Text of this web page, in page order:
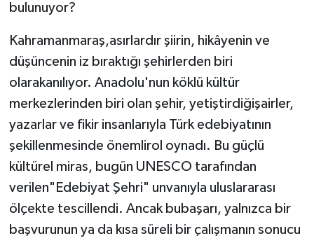
bulunuyor?
Kahramanmaraş,asırlardır şiirin, hikâyenin ve
düşüncenin iz bıraktığı şehirlerden biri
olarakanılıyor. Anadolu'nun köklü kültür
merkezlerinden biri olan şehir, yetiştirdiğişairler,
yazarlar ve fikir insanlarıyla Türk edebiyatının
şekillenmesinde önemlirol oynadı. Bu güçlü
kültürel miras, bugün UNESCO tarafından
verilen"Edebiyat Şehri" unvanıyla uluslararası
ölçekte tescillendi. Ancak bubaşarı, yalnızca bir
başvurunun ya da kısa süreli bir çalışmanın sonucu